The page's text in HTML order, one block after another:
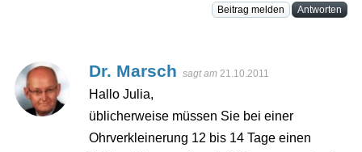
Beitrag melden Antworten
Dr. Marsch sagt am 21.10.2011
Hallo Julia,
üblicherweise müssen Sie bei einer
Ohrverkleinerung 12 bis 14 Tage einen